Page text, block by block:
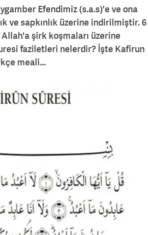
Efendimiz (s.a.s)'e ve ona
ve sapkınlık üzerine indirilmiştir. 6
şirk koşmaları üzerine
faziletleri nelerdir? İşte Kafirun
meali...